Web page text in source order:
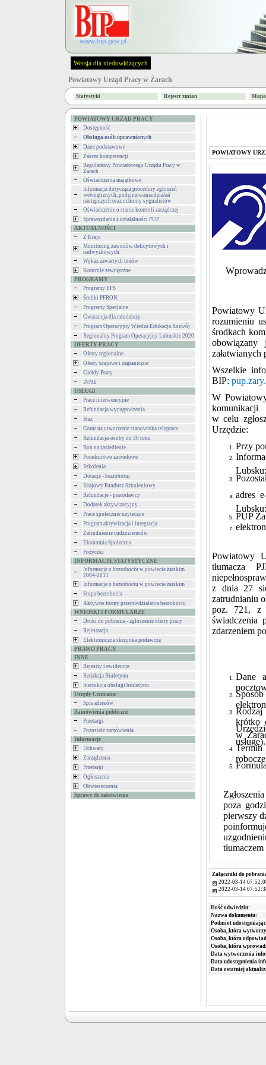
Wersja dla niedowidzących
Powiatowy Urząd Pracy w Żarach
Statystyki Rejestr zmian
POWIATOWY URZĄD PRACY
Dostępność
Obsługa osób uprawnionych
Dane podstawowe
Zakres kompetencji
Regulaminy Powiatowego Urzędu Pracy w
Żarach
Oświadczenia majątkowe
Informacja dotycząca procedury zgłoszeń
wewnętrznych, podejmowania działań
następczych oraz ochrony sygnalistów
Oświadczenie o stanie kontroli zarządczej
Sprawozdania z działalności PUP
AKTUALNOŚCI
Z Kraju
Monitoring zawodów deficytowych i
nadwyżkowych
Wykaz zawartych umów
Kontrole zewnętrzne
PROGRAMY
Programy EFS
Środki PFRON
Programy Specjalne
Gwarancja dla młodzieży
Program Operacyjny Wiedza Edukacja Rozwój
Regionalny Program Operacyjny Lubuskie 2020
OFERTY PRACY
Oferty regionalne
Oferty krajowe i zagraniczne
Giełdy Pracy
INNE
USŁUGI
Prace interwencyjne
Refundacja wynagrodzenia
Staż
Grant na utworzenie stanowiska telepraca
Refundacja-osoby do 30 roku
Bon na zasiedlenie
Poradnictwo zawodowe
Szkolenia
Dotacje - bezrobotni
Krajowy Fundusz Szkoleniowy
Refundacje - pracodawcy
Dodatek aktywizacyjny
Prace społecznie użyteczne
Program aktywizacja i integracja
Zatrudnienie cudzoziemców
Ekonomia Społeczna
Pożyczki
INFORMACJE STATYSTYCZNE
Informacje o bezrobociu w powiecie żarskim
2004-2011
Informacje o bezrobociu w powiecie żarskim
Stopa bezrobocia
Aktywne formy przeciwdziałania bezrobociu
WNIOSKI I FORMULARZE
Druki do pobrania - zgłoszenie oferty pracy
Rejestracja
Elektroniczna skrzynka podawcza
PRAWO PRACY
INNE
Rejestry i ewidencje
Redakcja Biuletynu
Instrukcja obsługi biuletynu
Urzędy Centralne
Spis adresów
Zamówienia publiczne
Przetargi
Pozostałe zamówienia
Informacje
Uchwały
Zarządzenia
Przetargi
Ogłoszenia
Obwieszczenia
Sprawy do załatwienia
POWIATOWY
Powiatowy
rozumieniu
środkach
obowiązany
załatwianych
Wszelkie
BIP:
W
komunikacji
w celu
Urzędzie:
Przy
adres
PUP
Powiatowy
tłumacza
z dnia 27
zatrudnianiu
poz. 721,
świadczenia
zdarzeniem
Dane
Rodzaj
krótko
w
usługę).
Termin
poza
pierwszy
Załączniki do
2022-03-14
2022-03-14
Ilość odwiedzin:
Nazwa dokumentu:
Podmiot
Osoba, która
Osoba, która
Osoba, która
Data wytworzenia
Data udostępnienia
Data ostatniej